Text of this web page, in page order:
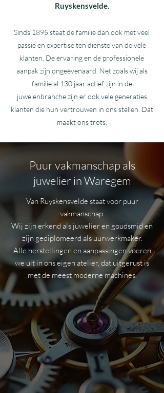
Ruyskensvelde.
Sinds 1895 staat de familie dan ook met veel
passie en expertise ten dienste van de vele
klanten. De ervaring en de professionele
aanpak zijn ongeëvenaard. Net zoals wij als
familie al 130 jaar actief zijn in de
juwelenbranche zijn er ook vele generaties
klanten die hun vertrouwen in ons stellen. Dat
maakt ons trots.
Puur vakmanschap als
juwelier in Waregem
Van Ruyskensvelde staat voor puur
vakmanschap.
Wij zijn erkend als juwelier en goudsmid en
zijn gediplomeerd als uurwerkmaker.
Alle herstellingen en aanpassingen voeren
we uit in ons eigen atelier, dat uitgerust is
met de meest moderne machines.